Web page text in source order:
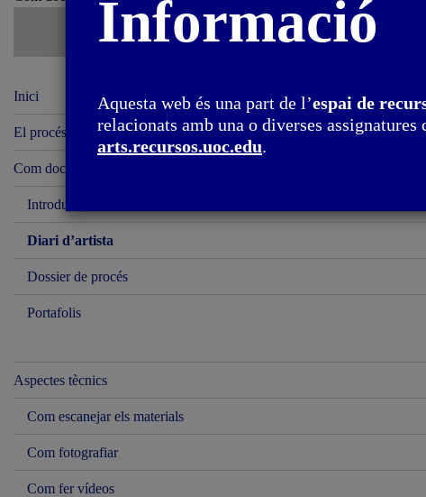
Inici
El procés creatiu
Com documentar el nostre de treball
Introducció
Diari d’artista
Dossier de procés
Portafolis
Aspectes tècnics
Com escanejar els materials
Com fotografiar
Com fer vídeos
Informació
Aquesta web és una part de l’espai de
relacionats amb una o diverses
arts.recursos.uoc.edu.